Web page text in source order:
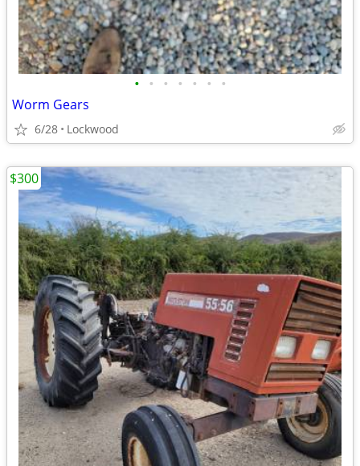
• • • • • • •
Worm Gears
6/28 Lockwood
$300